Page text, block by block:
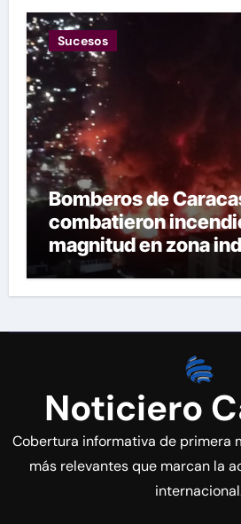
Sucesos
Bomberos de
combatieron
magnitud en zona
Llanito
Noticiero
Cobertura informativa de primera
más relevantes que marcan la